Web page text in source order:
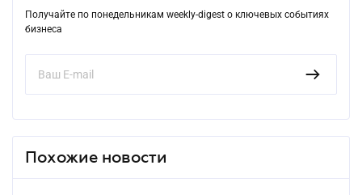
Получайте по понедельникам weekly-digest о ключевых событиях
бизнеса
Похожие новости